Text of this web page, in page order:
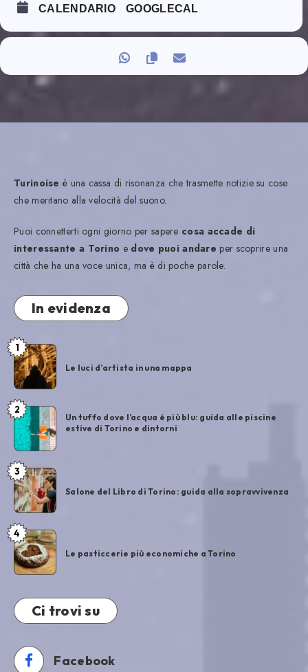
CALENDARIO GOOGLECAL
Turinoise è una cassa di risonanza che trasmette notizie su cose
che meritano alla velocità del suono.
Puoi connetterti ogni giorno per sapere cosa accade di
interessante a Torino e dove puoi andare per scoprire una
città che ha una voce unica, ma è di poche parole.
In evidenza
1
Le luci d’artista in una mappa
2
Un tuffo dove l’acqua è più blu: guida alle piscine
estive di Torino e dintorni
3
Salone del Libro di Torino: guida alla sopravvivenza
4
Le pasticcerie più economiche a Torino
Ci trovi su
Facebook